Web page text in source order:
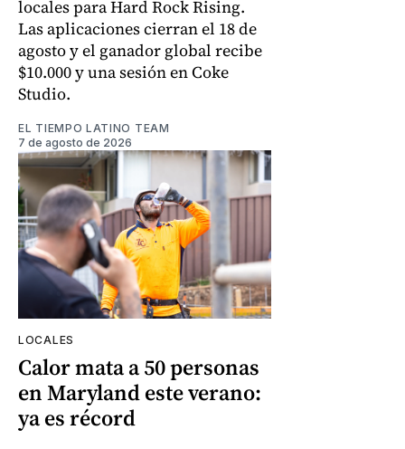
locales para Hard Rock Rising.
Las aplicaciones cierran el 18 de
agosto y el ganador global recibe
$10.000 y una sesión en Coke
Studio.
EL TIEMPO LATINO TEAM
7 de agosto de 2026
LOCALES
Calor mata a 50 personas
en Maryland este verano:
ya es récord